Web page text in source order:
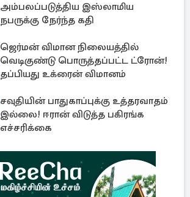
அம்பலப்படுத்திய இஸ்லாமிய
நபருக்கு நேர்ந்த கதி
ஜெர்மன் விமான நிலையத்தில்
வெடிகுண்டு பொருத்தப்பட்ட ட்ரோன்!
தப்பியது உக்ரைன் விமானம்
சவுதியின் பாதுகாப்புக்கு உத்தரவாதம்
இல்லை! ஈரான் விடுத்த பகிரங்க
எச்சரிக்கை